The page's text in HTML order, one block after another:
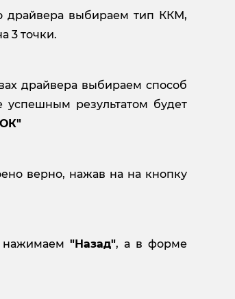
драйвера выбираем тип ККМ,
3 точки.
драйвера выбираем способ
успешным результатом будет
верно, нажав на на кнопку
нажимаем"Назад", а в форме